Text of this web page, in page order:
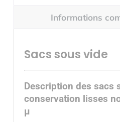
Informations
Sacs sous vide
Description des sacs
conservation lisses
µ